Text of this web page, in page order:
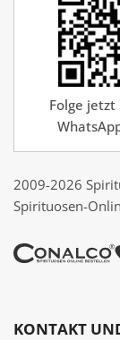
Folge jetzt
2009-2026
Spirituosen-
KONTAKT